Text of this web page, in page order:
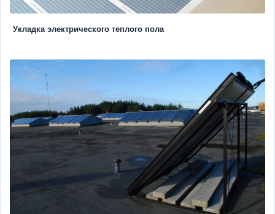
Укладка электрического теплого пола